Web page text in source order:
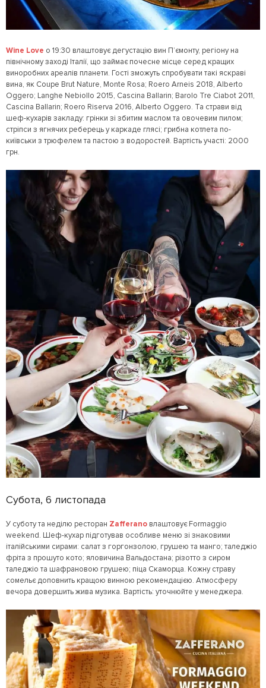
Wine Love о 19:30 влаштовує дегустацію вин П’ємонту, регіону на
північному заході Італії, що займає почесне місце серед кращих
виноробних ареалів планети. Гості зможуть спробувати такі яскраві
вина, як Coupe Brut Nature, Monte Rosa; Roero Arneis 2018, Alberto
Oggero; Langhe Nebiollo 2015, Cascina Ballarin; Barolo Tre Ciabot 2011,
Cascina Ballarin; Roero Riserva 2016, Alberto Oggero. Та страви від
шеф-кухарів закладу: грінки зі збитим маслом та овочевим пилом;
стріпси з ягнячих реберець у каркаде глясі; грибна котлета по-
київськи з трюфелем та пастою з водоростей. Вартість участі: 2000
грн.
Субота, 6 листопада
У суботу та неділю ресторан Zafferano влаштовує Formaggio
weekend. Шеф-кухар підготував особливе меню зі знаковими
італійськими сирами: салат з горгонзолою, грушею та манго; таледжіо
фріта з прошуто кото; яловичина Вальдостана; різотто з сиром
таледжіо та шафрановою грушею; піца Скаморца. Кожну страву
сомельє доповнить кращою винною рекомендацією. Атмосферу
вечора довершить жива музика. Вартість: уточнюйте у менеджера.